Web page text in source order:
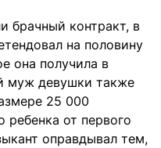
брачный контракт, в
на половину
она получила в
муж девушки также
25 000
ребенка от первого
оправдывал тем,